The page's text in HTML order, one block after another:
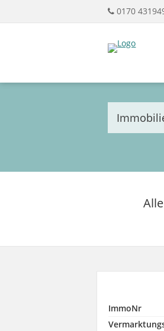
0170
ImmoNr